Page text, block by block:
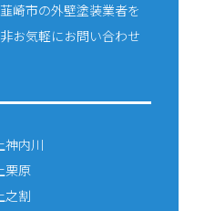
崎市の外壁塗装業者を
お気軽にお問い合わせ
神内川
栗原
之割